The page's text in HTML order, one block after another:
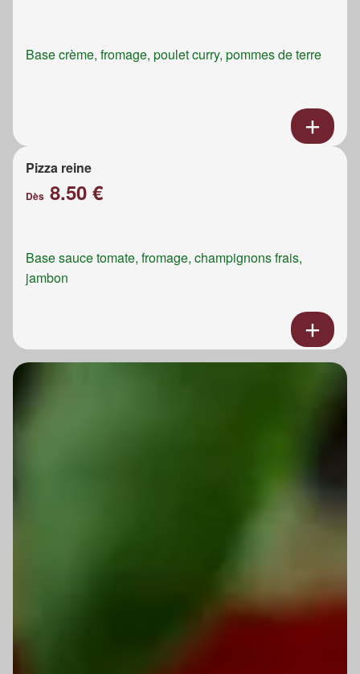
Base crème, fromage, poulet curry, pommes de terre
Pizza reine
Dès 8.50 €
Base sauce tomate, fromage, champignons frais,
jambon